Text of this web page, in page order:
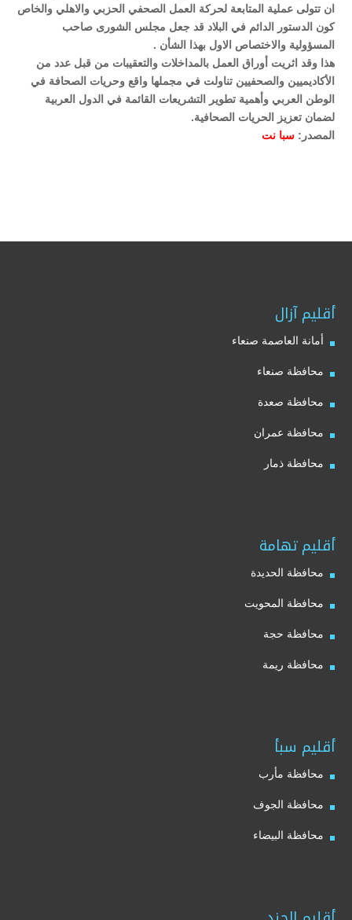
ان تتولى عملية المتابعة لحركة العمل الصحفي الحزبي والاهلي والخاص
كون الدستور الدائم في البلاد قد جعل مجلس الشورى صاحب
المسؤولية والاختصاص الاول بهذا الشأن .
هذا وقد اثريت أوراق العمل بالمداخلات والتعقيبات من قبل عدد من
الأكاديميين والصحفيين تناولت في مجملها واقع وحريات الصحافة في
الوطن العربي وأهمية تطوير التشريعات القائمة في الدول العربية
لضمان تعزيز الحريات الصحافية.
المصدر: سبا نت
أقليم آزال
أمانة العاصمة صنعاء
محافظة صنعاء
محافظة صعدة
محافظة عمران
محافظة ذمار
أقليم تهامة
محافظة الحديدة
محافظة المحويت
محافظة حجة
محافظة ريمة
أقليم سبأ
محافظة مأرب
محافظة الجوف
محافظة البيضاء